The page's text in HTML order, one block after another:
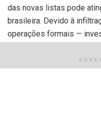
das novas listas pode
brasileira. Devido à
operações formais —
transações com